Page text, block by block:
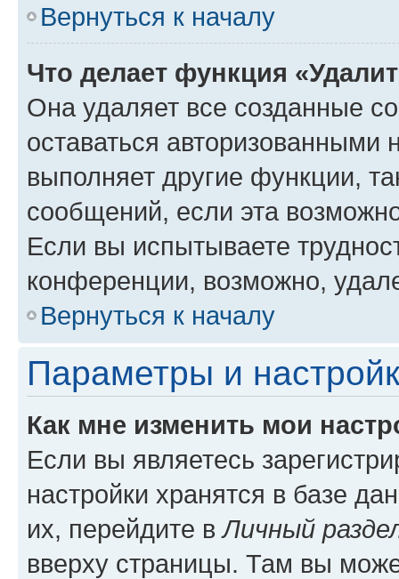
Вернуться к началу
Что делает функция
Она удаляет все созданные
оставаться авторизованными
выполняет другие функции,
сообщений, если эта
Если вы испытываете
конференции, возможно,
Вернуться к началу
Параметры и
Как мне изменить мои
Если вы являетесь
настройки хранятся в базе
их, перейдите вЛичный
вверху страницы. Там вы